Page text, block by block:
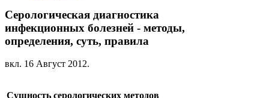
Серологическая диагностика
инфекционных болезней - методы,
определения, суть, правила
вкл. 16 Август 2012.
Сущность серологических методов